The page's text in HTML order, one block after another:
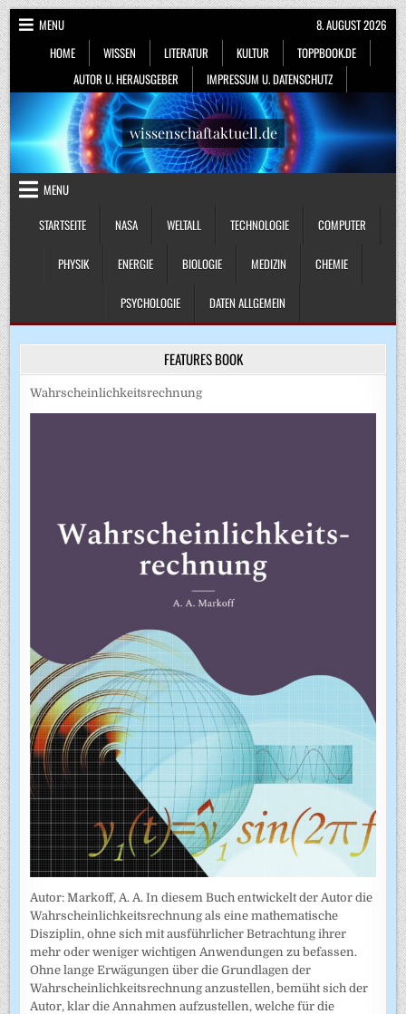
Skip
to
content
MENU
HOME
WISSEN LITERATUR KULTUR
TOPPBOOK.DE
AUTOR U. HERAUSGEBER
IMPRESSUM U. DATENSCHUTZ
8. AUGUST 2026
wissenschaftaktuell.de
MENU
STARTSEITE
NASA WELTALL TECHNOLOGIE COMPUTER
PHYSIK ENERGIE BIOLOGIE MEDIZIN CHEMIE
PSYCHOLOGIE DATEN ALLGEMEIN
FEATURES BOOK
Wahrscheinlichkeitsrechnung
Autor: Markoff, A. A. In diesem Buch entwickelt der Autor die
Wahrscheinlichkeitsrechnung als eine mathematische
Disziplin, ohne sich mit ausführlicher Betrachtung ihrer
mehr oder weniger wichtigen Anwendungen zu befassen.
Ohne lange Erwägungen über die Grundlagen der
Wahrscheinlich­keitsrechnung anzustellen, bemüht sich der
Autor, klar die Annahmen auf­zustellen, welche für die